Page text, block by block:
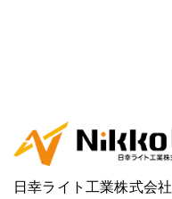
日幸ライト工業株式会社